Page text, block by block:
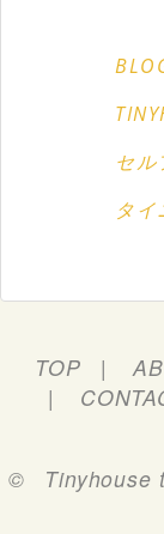
セル
タ
TOP
©
Tinyhouse